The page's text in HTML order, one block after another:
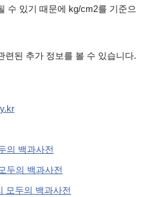
수 있기 때문에 kg/cm2를 기준으
련된 추가 정보를 볼 수 있습니다.
의 백과사전
두의 백과사전
모두의 백과사전